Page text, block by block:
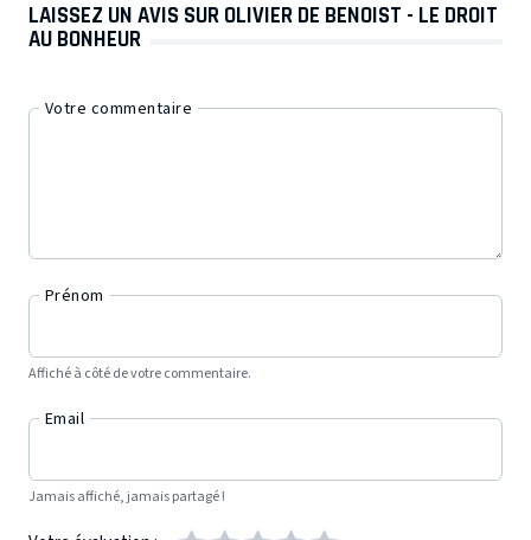
LAISSEZ UN AVIS SUR OLIVIER DE BENOIST - LE DROIT
AU BONHEUR
Votre commentaire
Prénom
Affiché à côté de votre commentaire.
Email
Jamais affiché, jamais partagé !